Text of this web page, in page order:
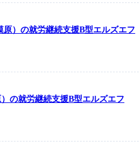
）の就労継続支援B型エルズエフ
の就労継続支援B型エルズエフ